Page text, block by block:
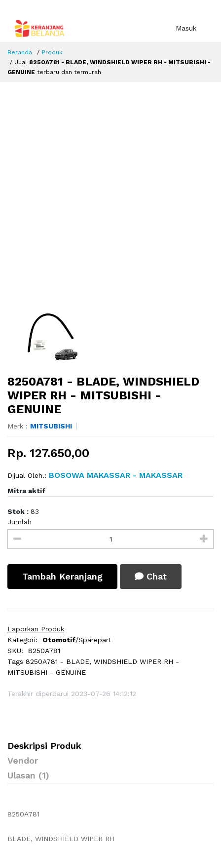
Masuk
Beranda
Produk
Jual 8250A781 - BLADE, WINDSHIELD WIPER RH - MITSUBISHI -
GENUINE terbaru dan termurah
8250A781 - BLADE, WINDSHIELD
WIPER RH - MITSUBISHI -
GENUINE
Merk : MITSUBISHI
Rp. 127.650,00
Dijual Oleh.: BOSOWA MAKASSAR - MAKASSAR
Mitra aktif
Stok : 83
Jumlah
Tambah Keranjang Chat
Laporkan Produk
Kategori:
Otomotif/Sparepart
SKU:
8250A781
Tags 8250A781 - BLADE, WINDSHIELD WIPER RH -
MITSUBISHI - GENUINE
Terakhir diperbarui 2023-07-26 14:12:12
Deskripsi Produk
Vendor
Ulasan (1)
8250A781
BLADE, WINDSHIELD WIPER RH